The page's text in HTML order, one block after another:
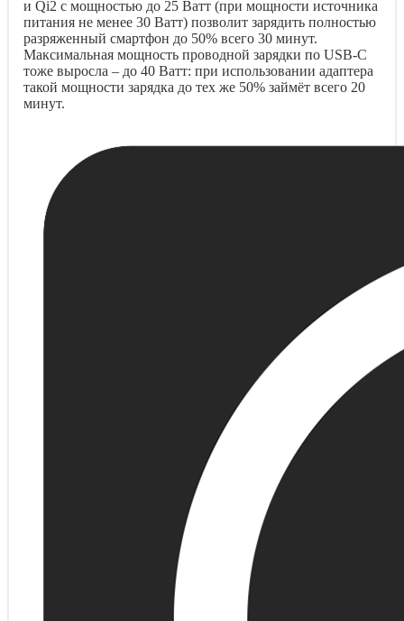
и Qi2 с мощностью до 25 Ватт (при мощности источника
питания не менее 30 Ватт) позволит зарядить полностью
разряженный смартфон до 50% всего 30 минут.
Максимальная мощность проводной зарядки по USB-C
тоже выросла – до 40 Ватт: при использовании адаптера
такой мощности зарядка до тех же 50% займёт всего 20
минут.